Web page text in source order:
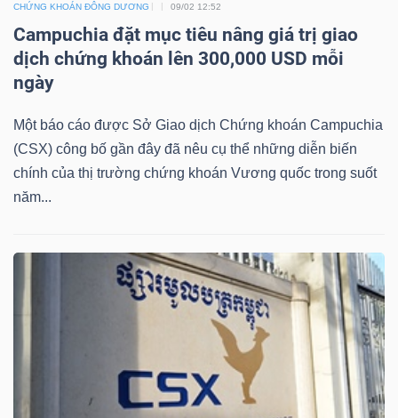
CHỨNG KHOÁN ĐÔNG DƯƠNG 09/02 12:52
Campuchia đặt mục tiêu nâng giá trị giao
dịch chứng khoán lên 300,000 USD mỗi
ngày
Một báo cáo được Sở Giao dịch Chứng khoán Campuchia
(CSX) công bố gần đây đã nêu cụ thể những diễn biến
chính của thị trường chứng khoán Vương quốc trong suốt
năm...
(-)
Tất cả Người nội bộ Người liên quan Cổ đông lớn
tức
(-)
của